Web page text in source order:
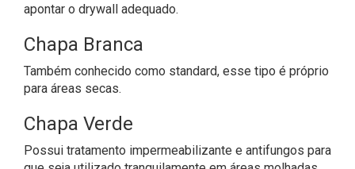
apontar o drywall adequado.
Chapa Branca
Também conhecido como standard, esse tipo é próprio
para áreas secas.
Chapa Verde
Possui tratamento impermeabilizante e antifungos para